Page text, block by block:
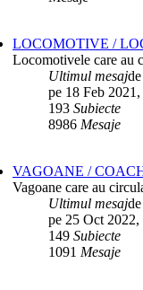
LOCOMOTIVE /
Locomotivele care au
Ultimul mesajde
pe 18 Feb 2021,
193 Subiecte
8986 Mesaje
VAGOANE /
Vagoane care au
Ultimul mesajde
pe 25 Oct 2022,
149 Subiecte
1091 Mesaje